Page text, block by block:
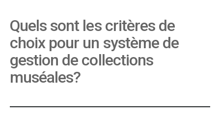
Quels sont les critères de
choix pour un système de
gestion de collections
muséales?